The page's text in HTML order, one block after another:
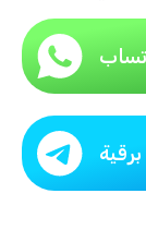
برقية